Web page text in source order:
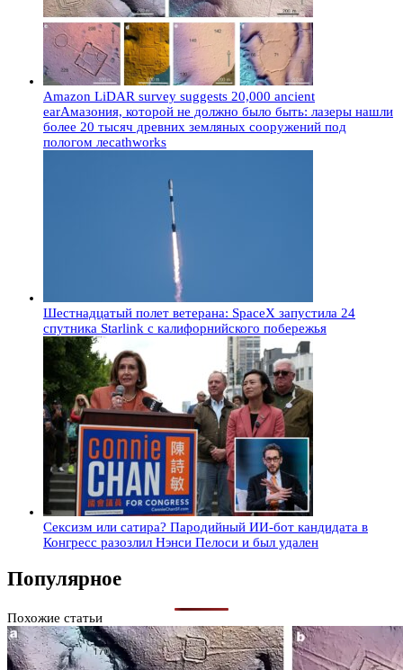
Amazon LiDAR survey suggests 20,000 ancient
earАмазония, которой не должно было быть: лазеры нашли
более 20 тысяч древних земляных сооружений под
пологом лесаthworks
Шестнадцатый полет ветерана: SpaceX запустила 24
спутника Starlink с калифорнийского побережья
Сексизм или сатира? Пародийный ИИ-бот кандидата в
Конгресс разозлил Нэнси Пелоси и был удален
Популярное
Похожие статьи